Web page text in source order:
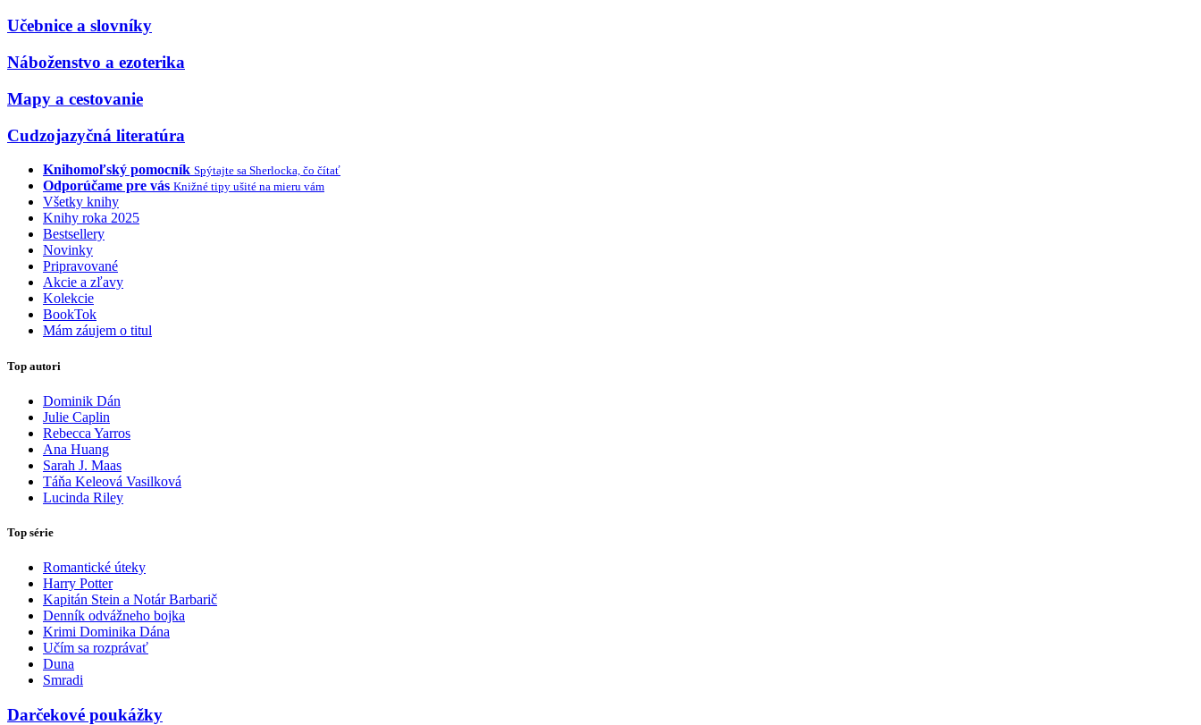
Učebnice a slovníky
Náboženstvo a ezoterika
Mapy a cestovanie
Cudzojazyčná literatúra
Knihomoľský pomocník Spýtajte sa Sherlocka, čo čítať
Odporúčame pre vás Knižné tipy ušité na mieru vám
Všetky knihy
Knihy roka 2025
Bestsellery
Novinky
Pripravované
Akcie a zľavy
Kolekcie
BookTok
Mám záujem o titul
Top autori
Dominik Dán
Julie Caplin
Rebecca Yarros
Ana Huang
Sarah J. Maas
Táňa Keleová Vasilková
Lucinda Riley
Top série
Romantické úteky
Harry Potter
Kapitán Stein a Notár Barbarič
Denník odvážneho bojka
Krimi Dominika Dána
Učím sa rozprávať
Duna
Smradi
Darčekové poukážky